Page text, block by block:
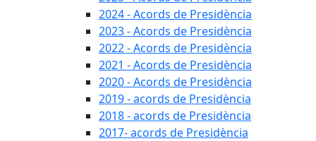
2024 - Acords de Presidència
2023 - Acords de Presidència
2022 - Acords de Presidència
2021 - Acords de Presidència
2020 - Acords de Presidència
2019 - acords de Presidència
2018 - acords de Presidència
2017- acords de Presidència